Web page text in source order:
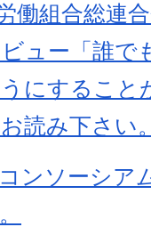
働組合総連
ュー「誰で
にすること
読み下さい
ンソーシア